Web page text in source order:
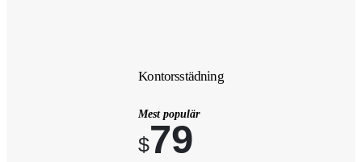
Kontorsstädning
Mest populär
$79